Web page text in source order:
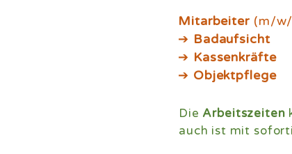
Mitarbeiter (m/
➔ Badaufsicht
➔ Kassenkräfte
➔ Objektpflege
Die Arbeitszeiten
auch ist mit